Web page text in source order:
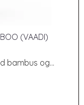
(VAADI)
bambus og...